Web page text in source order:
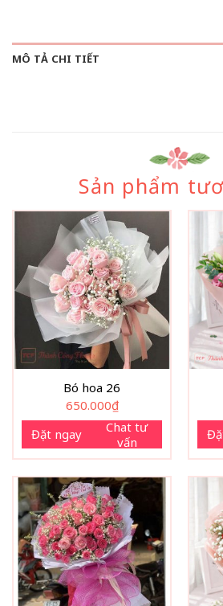
MÔ TẢ CHI TIẾT
Sản phẩm
Bó hoa 26
650.000₫
Đặt ngay
Chat tư
vấn